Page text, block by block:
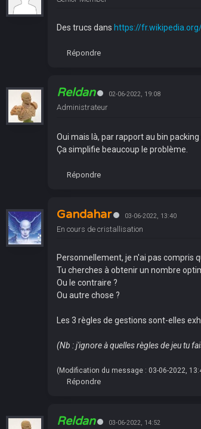
Des trucs dans https://
Répondre
Reldan 02-06-2022, 19:08
Administrateur
Oui mais là, par rapport au bin
Ça simplifie beaucoup le problème.
Répondre
Gandahar 03-06-2022, 13:40
En cours de cristallisation
Personnellement, je n'ai pas compris
Tu cherches à obtenir un nombre
Ou le contraire ?
Ou autre chose ?
Les 3 règles de gestions sont-elles
(Nb : j'ignore à quelles règles de jeu tu
(Modification du message : 03-06-2022,
Répondre
Reldan 03-06-2022, 14:52